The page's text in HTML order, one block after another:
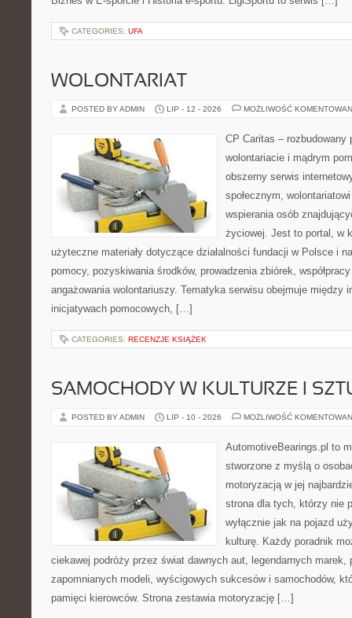
CATEGORIES: UFA
WOLONTARIAT
POSTED BY ADMIN LIP - 12 - 2026 MOŻLIWOŚĆ
CP Caritas – rozbudowany
wolontariacie i mądrym
obszerny serwis
społecznym,
wspierania osób
życiowej. Jest to portal, w
użyteczne materiały dotyczące działalności fundacji w Polsce i
pomocy, pozyskiwania środków, prowadzenia zbiórek,
angażowania wolontariuszy. Tematyka serwisu obejmuje między
inicjatywach pomocowych, […]
CATEGORIES: RECENZJE KSIĄŻEK
SAMOCHODY W KULTURZE I
POSTED BY ADMIN LIP - 10 - 2026 MOŻLIWOŚĆ
AutomotiveBearings.pl to
stworzone z myślą o
motoryzacją w jej
strona dla tych, którzy nie
wyłącznie jak na pojazd
kulturę. Każdy poradnik
ciekawej podróży przez świat dawnych aut, legendarnych marek,
zapomnianych modeli, wyścigowych sukcesów i samochodów,
pamięci kierowców. Strona zestawia motoryzację […]